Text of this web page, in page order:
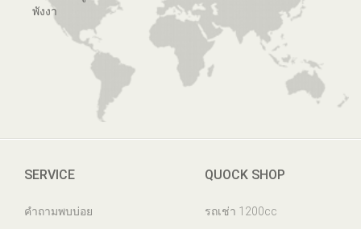
พังงา
SERVICE
คำถามพบบ่อย
QUOCK SHOP
รถเช่า 1200cc